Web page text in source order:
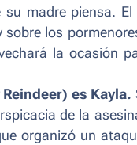
madre piensa.
los
la ocasión
Reindeer) es Kayla.
de la
organizó un